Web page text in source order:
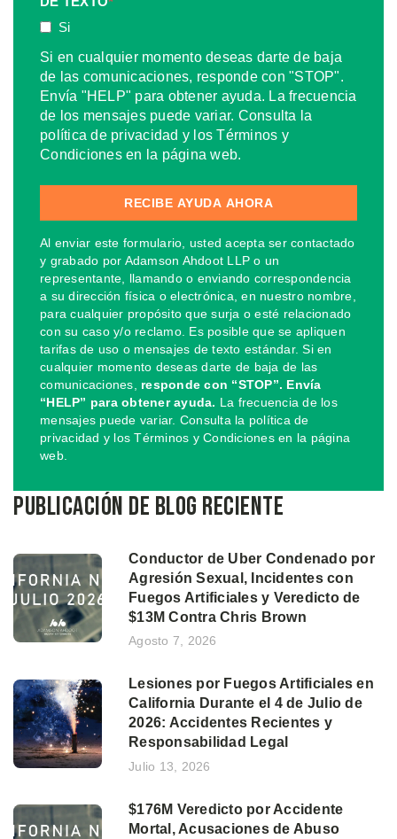
Si
Si en cualquier momento deseas darte de baja
de las comunicaciones, responde con "STOP".
Envía "HELP" para obtener ayuda. La frecuencia
de los mensajes puede variar. Consulta la
política de privacidad y los Términos y
Condiciones en la página web.
Al enviar este formulario, usted acepta ser contactado
y grabado por Adamson Ahdoot LLP o un
representante, llamando o enviando correspondencia
a su dirección física o electrónica, en nuestro nombre,
para cualquier propósito que surja o esté relacionado
con su caso y/o reclamo. Es posible que se apliquen
tarifas de uso o mensajes de texto estándar. Si en
cualquier momento deseas darte de baja de las
comunicaciones, responde con “STOP”. Envía
“HELP” para obtener ayuda. La frecuencia de los
mensajes puede variar. Consulta la política de
privacidad y los Términos y Condiciones en la página
web.
Publicación de blog reciente
Conductor de Uber Condenado por
Agresión Sexual, Incidentes con
Fuegos Artificiales y Veredicto de
$13M Contra Chris Brown
Agosto 7, 2026
Lesiones por Fuegos Artificiales en
California Durante el 4 de Julio de
2026: Accidentes Recientes y
Responsabilidad Legal
Julio 13, 2026
$176M Veredicto por Accidente
Mortal, Acusaciones de Abuso